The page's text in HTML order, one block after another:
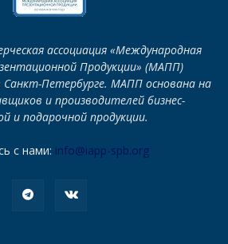
ассоциация «Международная
Продукции» (МАПП)
Санкт-Петербурге. МАПП основана на
и производителей бизнес-
и подарочной продукции.
с нами: info@iapp-spb.org